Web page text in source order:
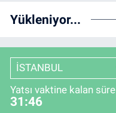
Yükleniyor...
İSTANBUL
Yatsı vaktine kalan süre
31:46